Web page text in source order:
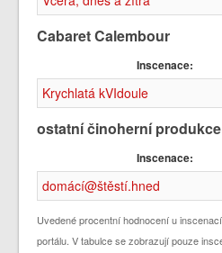
Cabaret Calembour
Inscenace:
Krychlatá kVIdoule
ostatní činoherní produkce
Inscenace:
domácí@štěstí.hned
Uvedené procentní hodnocení u
portálu. V tabulce se zobrazují pouze